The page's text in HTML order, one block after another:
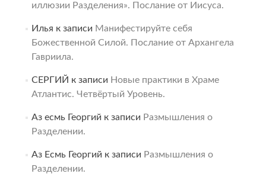
иллюзии Разделения». Послание от Иисуса.
Илья к записи Манифестируйте себя
Божественной Силой. Послание от Архангела
Гавриила.
СЕРГИЙ к записи Новые практики в Храме
Атлантис. Четвёртый Уровень.
Аз есмь Георгий к записи Размышления о
Разделении.
Аз Есмь Георгий к записи Размышления о
Разделении.